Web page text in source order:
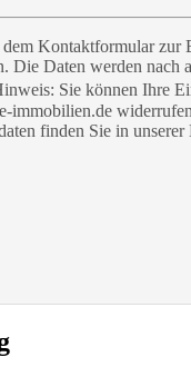
Kontaktformular zur
Die Daten werden nach
Sie können Ihre
immobilien.de
finden Sie in unserer